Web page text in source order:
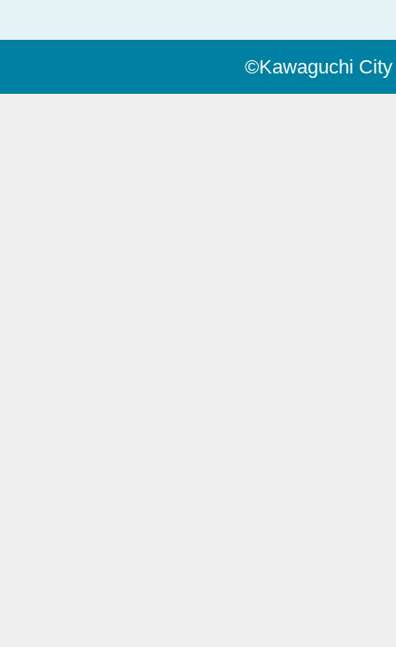
©Kawaguchi City